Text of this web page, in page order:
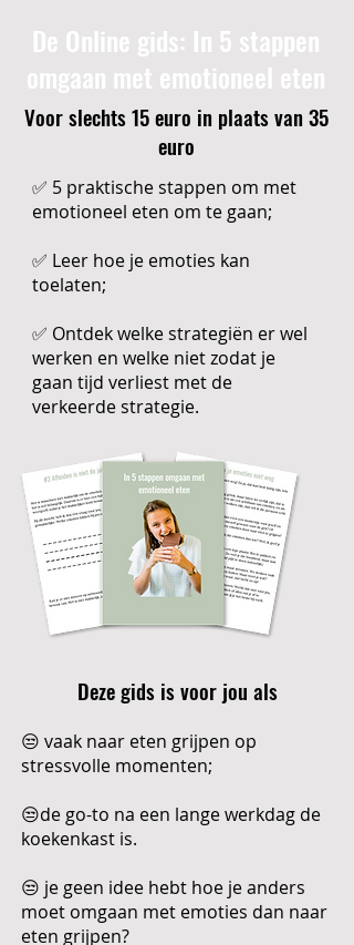
De Online gids: In 5 stappen
omgaan met emotioneel eten
Voor slechts 15 euro in plaats van 35
euro
✅ 5 praktische stappen om met
emotioneel eten om te gaan;
✅ Leer hoe je emoties kan
toelaten;
✅ Ontdek welke strategiën er wel
werken en welke niet zodat je
gaan tijd verliest met de
verkeerde strategie.
Deze gids is voor jou als
😒 vaak naar eten grijpen op
stressvolle momenten;
😒de go-to na een lange werkdag de
koekenkast is.
😒 je geen idee hebt hoe je anders
moet omgaan met emoties dan naar
eten grijpen?